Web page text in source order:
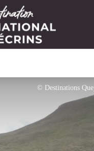
© Destinations